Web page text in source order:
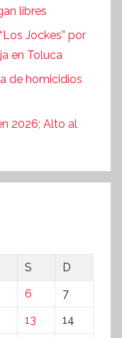
libres
Jockes” por
en Toluca
de homicidios
2026; Alto al
S
D
6
7
13
14